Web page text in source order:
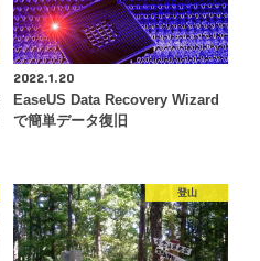
2022.1.20
EaseUS Data Recovery Wizard
で簡単データ復旧
登山